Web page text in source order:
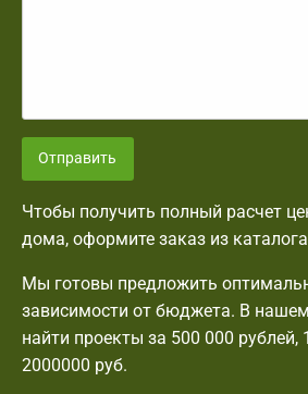
Отправить
Чтобы получить полный расчет
дома, оформите заказ из
Мы готовы предложить
зависимости от бюджета. В
найти проекты за 500 000 рублей,
2000000 руб.